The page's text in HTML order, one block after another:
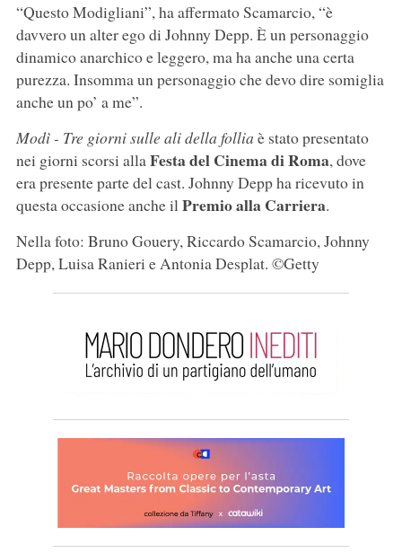
“Questo Modigliani”, ha affermato Scamarcio, “è
davvero un alter ego di Johnny Depp. È un personaggio
dinamico anarchico e leggero, ma ha anche una certa
purezza. Insomma un personaggio che devo dire somiglia
anche un po’ a me”.
Modì - Tre giorni sulle ali della follia è stato presentato
nei giorni scorsi allaFesta del Cinema di Roma, dove
era presente parte del cast. Johnny Depp ha ricevuto in
questa occasione anche ilPremio alla Carriera.
Nella foto: Bruno Gouery, Riccardo Scamarcio, Johnny
Depp, Luisa Ranieri e Antonia Desplat. ©Getty